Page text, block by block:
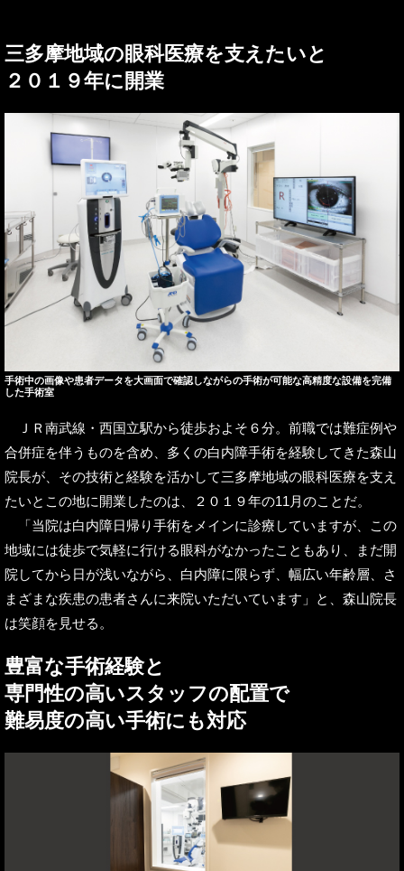
三多摩地域の眼科医療を支えたいと
２０１９年に開業
手術中の画像や患者データを大画面で確認しながらの手術が可能な高精度な設備を完備
した手術室
ＪＲ南武線・西国立駅から徒歩およそ６分。前職では難症例や
合併症を伴うものを含め、多くの白内障手術を経験してきた森山
院長が、その技術と経験を活かして三多摩地域の眼科医療を支え
たいとこの地に開業したのは、２０１９年の11月のことだ。
「当院は白内障日帰り手術をメインに診療していますが、この
地域には徒歩で気軽に行ける眼科がなかったこともあり、まだ開
院してから日が浅いながら、白内障に限らず、幅広い年齢層、さ
まざまな疾患の患者さんに来院いただいています」と、森山院長
は笑顔を見せる。
豊富な手術経験と
専門性の高いスタッフの配置で
難易度の高い手術にも対応